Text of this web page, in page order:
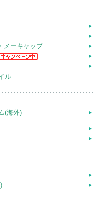
メーキャップ
ル
(海外)